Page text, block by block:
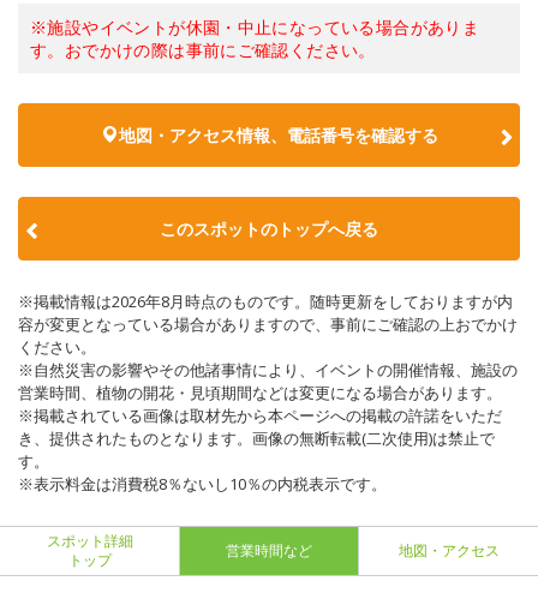
※施設やイベントが休園・中止になっている場合がありま
す。おでかけの際は事前にご確認ください。
地図・アクセス情報、電話番号を確認する
このスポットのトップへ戻る
※掲載情報は2026年8月時点のものです。随時更新をしておりますが内
容が変更となっている場合がありますので、事前にご確認の上おでかけ
ください。
※自然災害の影響やその他諸事情により、イベントの開催情報、施設の
営業時間、植物の開花・見頃期間などは変更になる場合があります。
※掲載されている画像は取材先から本ページへの掲載の許諾をいただ
き、提供されたものとなります。画像の無断転載(二次使用)は禁止で
す。
※表示料金は消費税8％ないし10％の内税表示です。
スポット詳細
トップ
営業時間など 地図・アクセス